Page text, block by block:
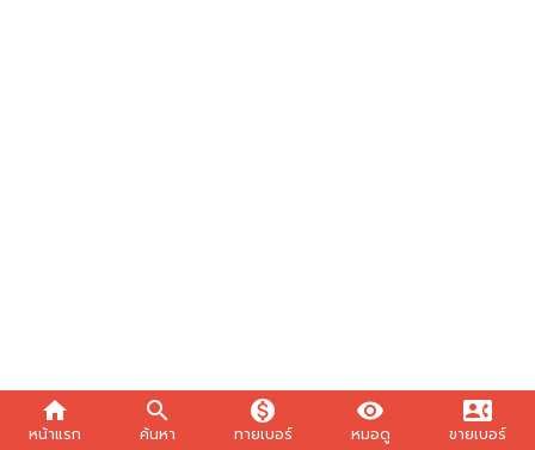
home
หน้าแรก
search
ค้นหา
monetization_on
ทายเบอร์
visibility
หมอดู
contact_phone
ขายเบอร์